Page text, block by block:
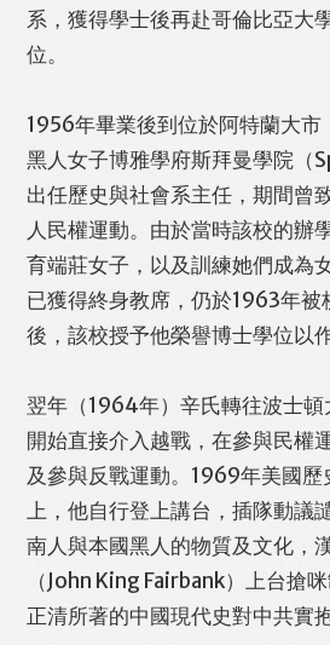
WhatsApp Email
系，獲得學士後再赴哥倫比亞大
位。
1956年畢業後到位於阿特蘭大市
黑人女子博雅學府斯拜曼學院（
出任歷史與社會系主任，期間曾
人民權運動。由於當時該校的辦
育端莊女子，以及訓練她們成為
已獲得終身教席，仍於1963年被
後，該校授予他榮譽博士學位以作
翌年（1964年）辛氏轉往波士
開始直接介入越戰，在參與民權
及參與反戰運動。1969年美國歷
上，他自行登上講台，插隊動議
南人與本國黑人的物質及文化，
（John King Fairbank）上台搶
正清所著的中國現代史對中共實